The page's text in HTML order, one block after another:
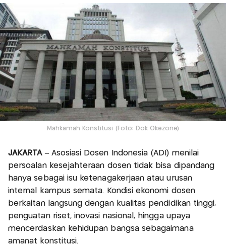
Mahkamah Konstitusi (Foto: Dok Okezone)
JAKARTA– Asosiasi Dosen Indonesia (ADI) menilai
persoalan kesejahteraan dosen tidak bisa dipandang
hanya sebagai isu ketenagakerjaan atau urusan
internal kampus semata. Kondisi ekonomi dosen
berkaitan langsung dengan kualitas pendidikan tinggi,
penguatan riset, inovasi nasional, hingga upaya
mencerdaskan kehidupan bangsa sebagaimana
amanat konstitusi.